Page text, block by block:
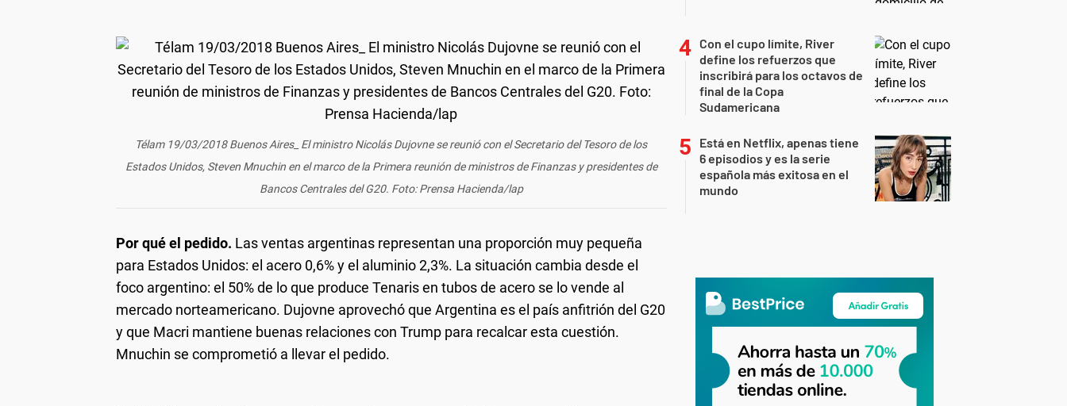
Télam 19/03/2018 Buenos Aires_ El ministro Nicolás Dujovne se reunió con el Secretario del Tesoro de los
Estados Unidos, Steven Mnuchin en el marco de la Primera reunión de ministros de Finanzas y presidentes de
Bancos Centrales del G20. Foto: Prensa Hacienda/lap
Por qué el pedido. Las ventas argentinas representan una proporción muy pequeña
para Estados Unidos: el acero 0,6% y el aluminio 2,3%. La situación cambia desde el
foco argentino: el 50% de lo que produce Tenaris en tubos de acero se lo vende al
mercado norteamericano. Dujovne aprovechó que Argentina es el país anfitrión del G20
y que Macri mantiene buenas relaciones con Trump para recalcar esta cuestión.
Mnuchin se comprometió a llevar el pedido.
Con el cupo límite, River
define los refuerzos que
inscribirá para los octavos de
final de la Copa
Sudamericana
Está en Netflix, apenas tiene
6 episodios y es la serie
española más exitosa en el
mundo